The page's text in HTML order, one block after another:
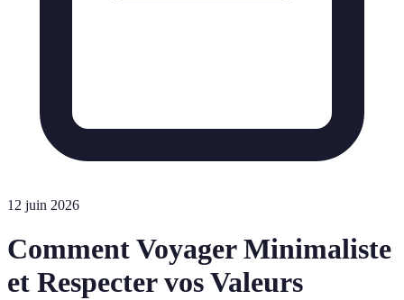
12 juin 2026
Comment Voyager Minimaliste
et Respecter vos Valeurs